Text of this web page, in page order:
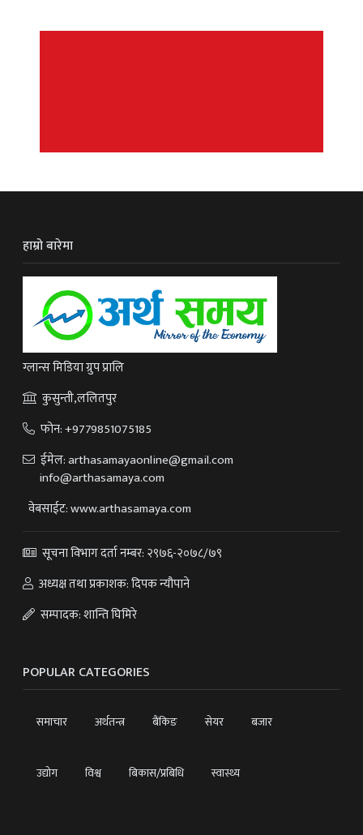
हाम्रो बारेमा
ग्लान्स मिडिया ग्रुप प्रालि
कुसुन्ती,ललितपुर
फोन:+9779851075185
ईमेल:arthasamayaonline@gmail.com
info@arthasamaya.com
वेबसाईट: www.arthasamaya.com
सूचना विभाग दर्ता नम्बर: २९७६-२०७८/७९
अध्यक्ष तथा प्रकाशक: दिपक न्यौपाने
सम्पादक: शान्ति घिमिरे
POPULAR CATEGORIES
समाचार अर्थतन्त्र बैंकिङ सेयर बजार
उद्योग विश्व बिकास/प्रबिधि स्वास्थ्य